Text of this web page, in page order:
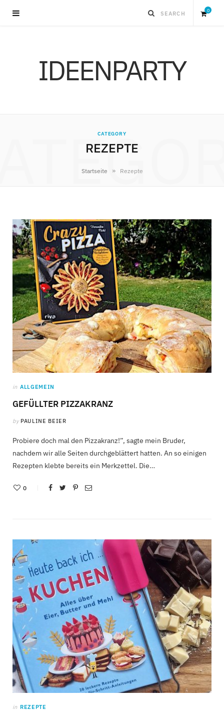
0
g
C
a
r
t
IDEENPARTY
CATEGORY
REZEPTE
Startseite » Rezepte
in ALLGEMEIN
GEFÜLLTER PIZZAKRANZ
by PAULINE BEIER
Probiere doch mal den Pizzakranz!”, sagte mein Bruder,
nachdem wir alle Seiten durchgeblättert hatten. An so einigen
Rezepten klebte bereits ein Merkzettel. Die…
0
in REZEPTE